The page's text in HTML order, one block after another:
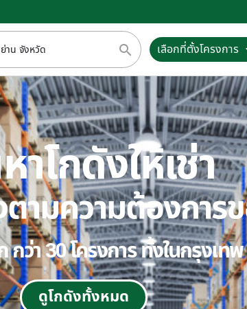
เลือกที่ตั้งโครงการ
โกดังให้เช่า
ตามความต้องกา
กว่า 30 โครงการ ทั้งในกรุง
ดูโกดังทั้งหมด